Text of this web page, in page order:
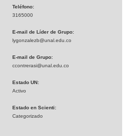
Teléfono:
3165000
E-mail de Líder de Grupo:
lygonzalezb@unal.edu.co
E-mail de Grupo:
ccontrerasi@unal.edu.co
Estado UN:
Activo
Estado en Scienti:
Categorizado